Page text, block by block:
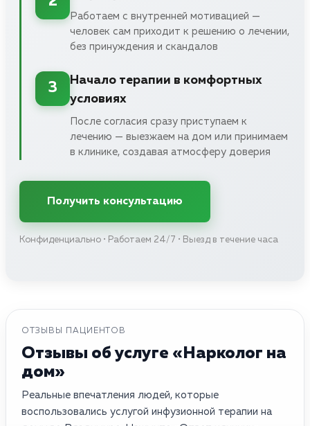
Работаем с внутренней мотивацией —
человек сам приходит к решению о лечении,
без принуждения и скандалов
3
Начало терапии в комфортных
условиях
После согласия сразу приступаем к
лечению — выезжаем на дом или принимаем
в клинике, создавая атмосферу доверия
Получить консультацию
Конфиденциально • Работаем 24/7 • Выезд в течение часа
ОТЗЫВЫ ПАЦИЕНТОВ
Отзывы об услуге «Нарколог на
дом»
Реальные впечатления людей, которые
воспользовались услугой инфузионной терапии на